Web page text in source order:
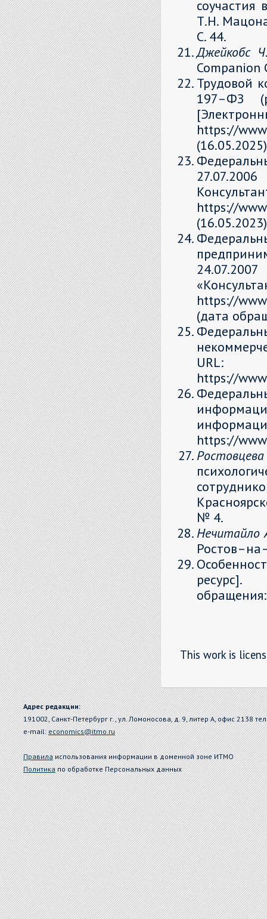
Т.Н.
С. 44.
Джейкобс
Companion
Трудовой
197–ФЗ
https://
https://
https://
(дата
URL:
https://
https://
№ 4.
Нечитайло
ресурс].
This work is
Адрес редакции:
191002, Санкт-Петербург г., ул. Ломоносова, д. 9, литер А, офис 2138
e-mail:economics@itmo.ru
Правилаиспользования информации в доменной зоне ИТМО
Политикапо обработке Персональных данных